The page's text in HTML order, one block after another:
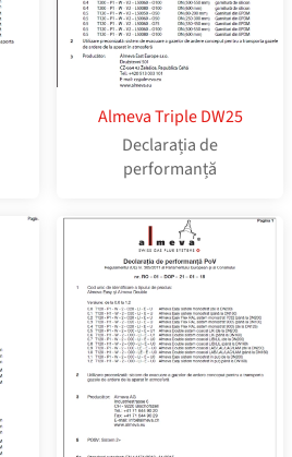
Almeva Triple DW25
Declarația de
performanță